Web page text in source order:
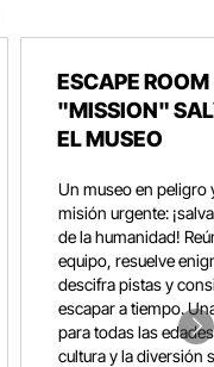
ESCAPE ROOM
"MISSION"
EL MUSEO
Un museo en peligro
misión urgente:
de la humanidad!
equipo, resuelve
descifra pistas y
escapar a tiempo.
para todas las
cultura y la diversión